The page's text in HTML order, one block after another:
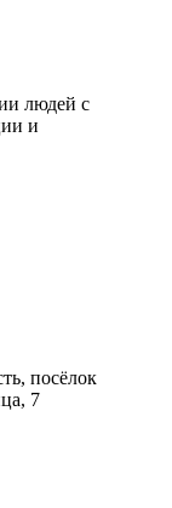
людей с
и
посёлок
7